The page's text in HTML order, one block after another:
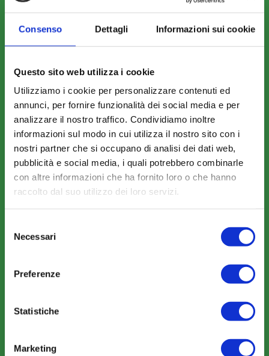
Consenso Dettagli Informazioni sui cookie
Questo sito web utilizza i cookie
Utilizziamo i cookie per personalizzare contenuti ed
annunci, per fornire funzionalità dei social media e per
analizzare il nostro traffico. Condividiamo inoltre
informazioni sul modo in cui utilizza il nostro sito con i
nostri partner che si occupano di analisi dei dati web,
pubblicità e social media, i quali potrebbero combinarle
con altre informazioni che ha fornito loro o che hanno
raccolto dal suo utilizzo dei loro servizi.
delNecessari
Preferenze
Statistiche
Marketing
Il Funzionamento
Amministrazione trasparente
COME ADERIRE
Modalità di adesione
COMUNICAZIONI
Eventi